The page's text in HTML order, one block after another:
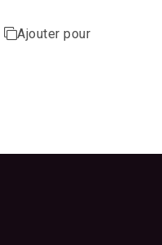
Ajouter pour